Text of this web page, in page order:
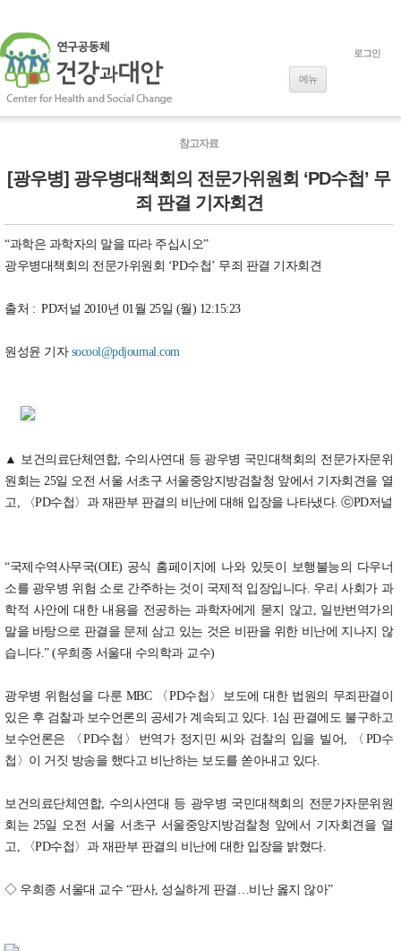
메뉴
로그인
참고자료
[광우병] 광우병대책회의 전문가위원회 ‘PD수첩’ 무
죄 판결 기자회견
“과학은 과학자의 말을 따라 주십시오”
광우병대책회의 전문가위원회 ‘PD수첩’ 무죄 판결 기자회견
출처 : PD저널 2010년 01월 25일 (월) 12:15:23
원성윤 기자 socool@pdjournal.com
▲ 보건의료단체연합, 수의사연대 등 광우병 국민대책회의 전문가자문위
원회는 25일 오전 서울 서초구 서울중앙지방검찰청 앞에서 기자회견을 열
고, 〈PD수첩〉과 재판부 판결의 비난에 대해 입장을 나타냈다. ⓒPD저널
“국제수역사무국(OIE) 공식 홈페이지에 나와 있듯이 보행불능의 다우너
소를 광우병 위험 소로 간주하는 것이 국제적 입장입니다. 우리 사회가 과
학적 사안에 대한 내용을 전공하는 과학자에게 묻지 않고, 일반번역가의
말을 바탕으로 판결을 문제 삼고 있는 것은 비판을 위한 비난에 지나지 않
습니다.” (우희종 서울대 수의학과 교수)
광우병 위험성을 다룬 MBC 〈PD수첩〉보도에 대한 법원의 무죄판결이
있은 후 검찰과 보수언론의 공세가 계속되고 있다. 1심 판결에도 불구하고
보수언론은 〈PD수첩〉번역가 정지민 씨와 검찰의 입을 빌어, 〈PD수
첩〉이 거짓 방송을 했다고 비난하는 보도를 쏟아내고 있다.
보건의료단체연합, 수의사연대 등 광우병 국민대책회의 전문가자문위원
회는 25일 오전 서울 서초구 서울중앙지방검찰청 앞에서 기자회견을 열
고, 〈PD수첩〉과 재판부 판결의 비난에 대한 입장을 밝혔다.
◇ 우희종 서울대 교수 “판사, 성실하게 판결…비난 옳지 않아”